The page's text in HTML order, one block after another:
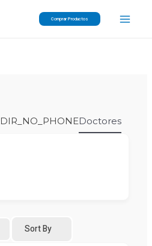
Comprar Productos
DIR_NO_PHONEDoctores
Sort By